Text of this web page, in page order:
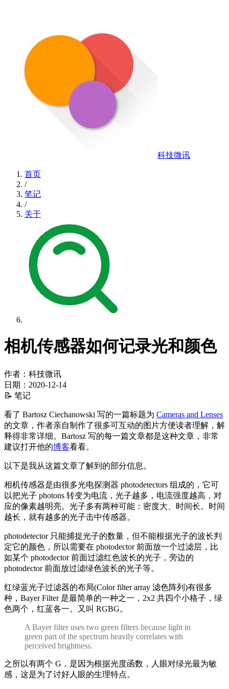
科技微讯
首页
/
笔记
/
关于
相机传感器如何记录光和颜色
作者：科技微讯
日期： 2020-12-14
📝 笔记
看了 Bartosz Ciechanowski 写的一篇标题为 Cameras and Lenses
的文章，作者亲自制作了很多可互动的图片方便读者理解，解
释得非常详细。Bartosz 写的每一篇文章都是这种文章，非常
建议打开他的博客看看。
以下是我从这篇文章了解到的部分信息。
相机传感器是由很多光电探测器 photodetectors 组成的，它可
以把光子 photons 转变为电流，光子越多，电流强度越高，对
应的像素越明亮。光子多有两种可能：密度大、时间长。时间
越长，就有越多的光子击中传感器。
photodetector 只能捕捉光子的数量，但不能根据光子的波长判
定它的颜色，所以需要在 photodector 前面放一个过滤层，比
如某个 photodector 前面过滤红色波长的光子，旁边的
photodector 前面放过滤绿色波长的光子等。
红绿蓝光子过滤器的布局(Color filter array 滤色阵列)有很多
种，Bayer Filter 是最简单的一种之一，2x2 共四个小格子，绿
色两个，红蓝各一。又叫 RGBG。
A Bayer filter uses two green filters because light in
green part of the spectrum heavily correlates with
perceived brightness.
之所以有两个 G，是因为根据光度函数，人眼对绿光最为敏
感，这是为了讨好人眼的生理特点。